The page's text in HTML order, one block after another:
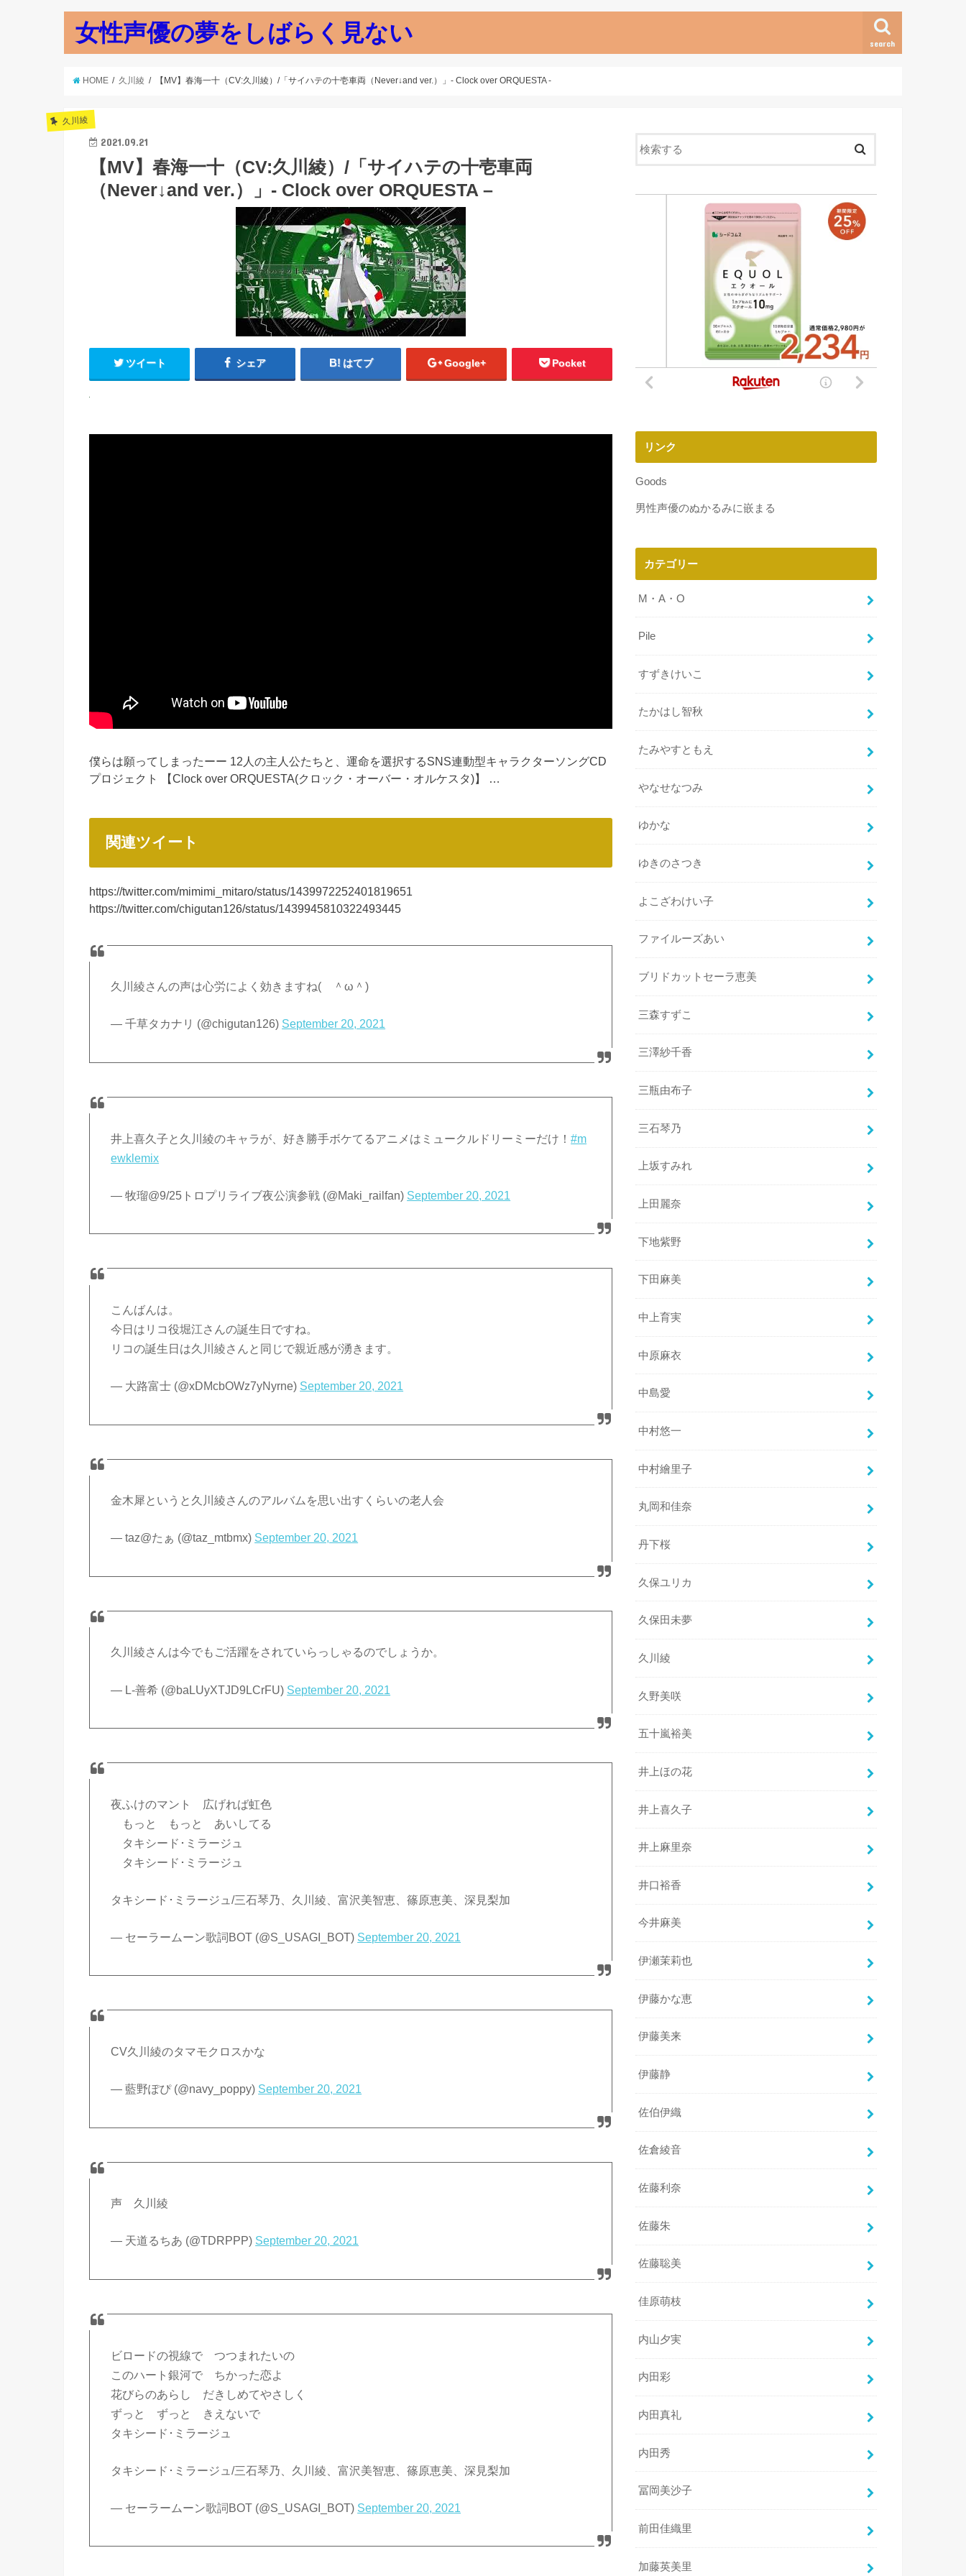
女性声優の夢をしばらく見ない search
HOME 久川綾 【MV】春海一十（CV:久川綾）/「サイハテの十壱車両（Never↓and ver.）」- Clock over ORQUESTA -
久川綾
2021.09.21
【MV】春海一十（CV:久川綾）/「サイハテの十壱車両
（Never↓and ver.）」- Clock over ORQUESTA –
ツイート シェア はてブ Google+ Pocket
僕らは願ってしまったーー 12人の主人公たちと、運命を選択するSNS連動型キャラクターソングCD
プロジェクト 【Clock over ORQUESTA(クロック・オーバー・オルケスタ)】 …
関連ツイート
https://twitter.com/mimimi_mitaro/status/1439972252401819651
https://twitter.com/chigutan126/status/1439945810322493445
久川綾さんの声は心労によく効きますね( ＾ω＾)
— 千草タカナリ (@chigutan126) September 20, 2021
井上喜久子と久川綾のキャラが、好き勝手ボケてるアニメはミュークルドリーミーだけ！#m
ewklemix
— 牧瑠@9/25トロプリライブ夜公演参戦 (@Maki_railfan) September 20, 2021
こんばんは。
今日はリコ役堀江さんの誕生日ですね。
リコの誕生日は久川綾さんと同じで親近感が湧きます。
— 大路富士 (@xDMcbOWz7yNyrne) September 20, 2021
金木犀というと久川綾さんのアルバムを思い出すくらいの老人会
— taz@たぁ (@taz_mtbmx) September 20, 2021
久川綾さんは今でもご活躍をされていらっしゃるのでしょうか。
— L-善希 (@baLUyXTJD9LCrFU) September 20, 2021
夜ふけのマント 広げれば虹色
もっと もっと あいしてる
タキシード･ミラージュ
タキシード･ミラージュ
タキシード･ミラージュ/三石琴乃、久川綾、富沢美智恵、篠原恵美、深見梨加
— セーラームーン歌詞BOT (@S_USAGI_BOT) September 20, 2021
CV久川綾のタマモクロスかな
— 藍野ぽぴ (@navy_poppy) September 20, 2021
声 久川綾
— 天道るちあ (@TDRPPP) September 20, 2021
ビロードの視線で つつまれたいの
このハート銀河で ちかった恋よ
花びらのあらし だきしめてやさしく
ずっと ずっと きえないで
タキシード･ミラージュ
タキシード･ミラージュ/三石琴乃、久川綾、富沢美智恵、篠原恵美、深見梨加
— セーラームーン歌詞BOT (@S_USAGI_BOT) September 20, 2021
リンク
Goods
男性声優のぬかるみに嵌まる
カテゴリー
M・A・O
Pile
すずきけいこ
たかはし智秋
たみやすともえ
やなせなつみ
ゆかな
ゆきのさつき
よこざわけい子
ファイルーズあい
ブリドカットセーラ恵美
三森すずこ
三澤紗千香
三瓶由布子
三石琴乃
上坂すみれ
上田麗奈
下地紫野
下田麻美
中上育実
中原麻衣
中島愛
中村悠一
中村繪里子
丸岡和佳奈
丹下桜
久保ユリカ
久保田未夢
久川綾
久野美咲
五十嵐裕美
井上ほの花
井上喜久子
井上麻里奈
井口裕香
今井麻美
伊瀬茉莉也
伊藤かな恵
伊藤美来
伊藤静
佐伯伊織
佐倉綾音
佐藤利奈
佐藤朱
佐藤聡美
佳原萌枝
内山夕実
内田彩
内田真礼
内田秀
冨岡美沙子
前田佳織里
加藤英美里